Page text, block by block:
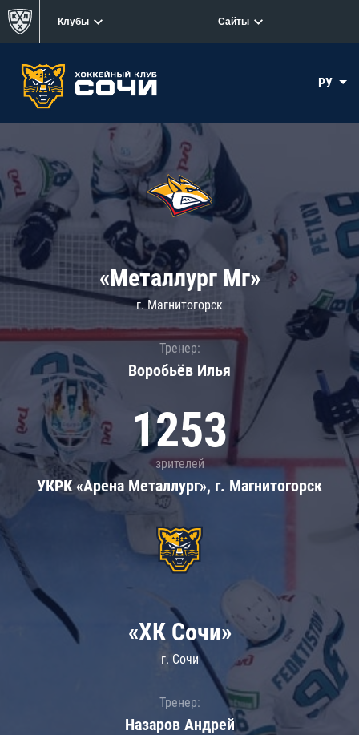
Клубы Сайты
РУ
«Металлург Мг»
г. Магнитогорск
Тренер:
Воробьёв Илья
1253
зрителей
УКРК «Арена Металлург», г. Магнитогорск
«ХК Сочи»
г. Сочи
Тренер:
Назаров Андрей